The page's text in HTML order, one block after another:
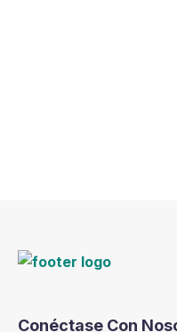
Conéctase Con